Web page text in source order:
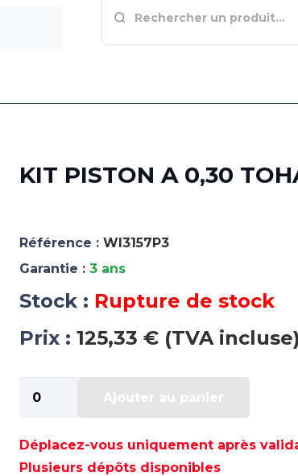
KIT PISTON A 0,30
Référence : WI3157P3
Garantie : 3 ans
Stock : Rupture de stock
Prix : 125,33 € (TVA incluse)
de
PISTON
A
Ajouter au panier
Déplacez-vous uniquement après
Plusieurs dépôts disponibles